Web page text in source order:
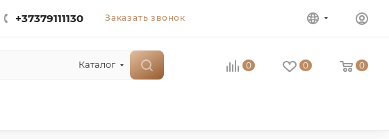
+37379111130 Заказать звонок
Каталог 0 0 0